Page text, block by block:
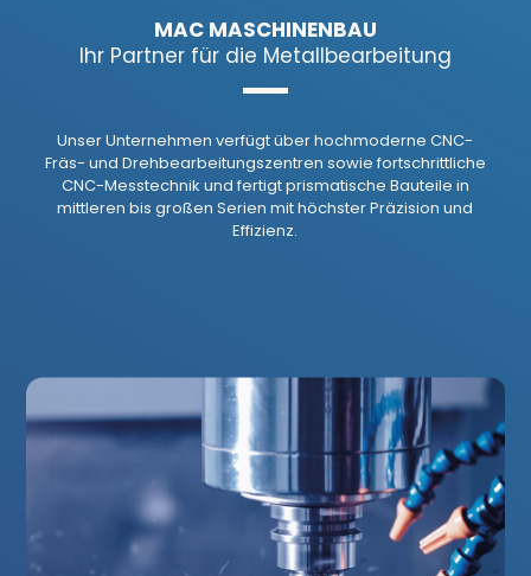
MAC MASCHINENBAU
Ihr Partner für die Metallbearbeitung
Unser Unternehmen verfügt über hochmoderne CNC-
Fräs- und Drehbearbeitungszentren sowie fortschrittliche
CNC-Messtechnik und fertigt prismatische Bauteile in
mittleren bis großen Serien mit höchster Präzision und
Effizienz.